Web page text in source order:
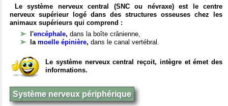
Le système nerveux central (SNC ou névraxe) est le centre
nerveux supérieur logé dans des structures osseuses chez les
animaux supérieurs qui comprend :
l'encéphale, dans la boîte crânienne,
la moelle épinière, dans le canal vertébral.
Le système nerveux central reçoit, intègre et émet des
informations.
Système nerveux périphérique